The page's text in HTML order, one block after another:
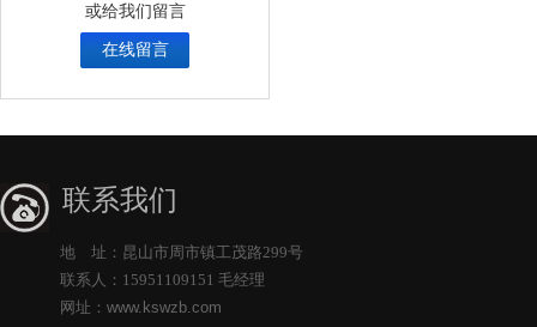
或给我们留言
在线留言
联系我们
地 址：昆山市周市镇工茂路299号
联系人：15951109151 毛经理
网址： www.kswzb.com